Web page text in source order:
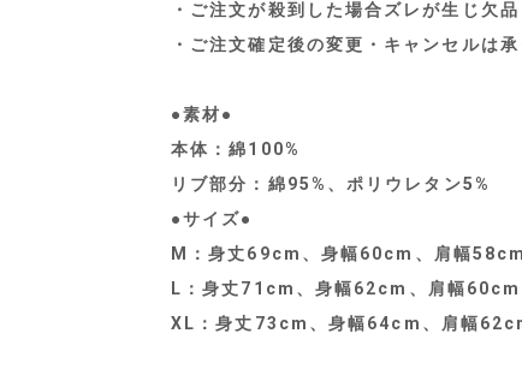
・ご注文が殺到した場合ズレが生じ欠
・ご注文確定後の変更・キャンセルは
●素材●
本体：綿100%
リブ部分：綿95%、ポリウレタン5%
●サイズ●
M：身丈69cm、身幅60cm、肩幅
L：身丈71cm、身幅62cm、肩幅
XL：身丈73cm、身幅64cm、肩幅